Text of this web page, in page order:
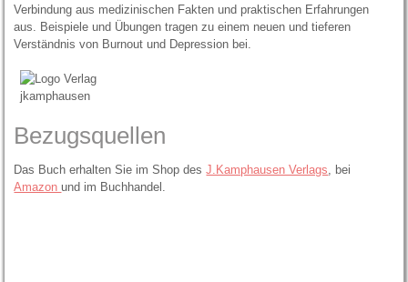
Verbindung aus medizinischen Fakten und praktischen Erfahrungen
aus. Beispiele und Übungen tragen zu einem neuen und tieferen
Verständnis von Burnout und Depression bei.
Bezugsquellen
Das Buch erhalten Sie im Shop desJ.Kamphausen Verlags , bei
Amazonund im Buchhandel.